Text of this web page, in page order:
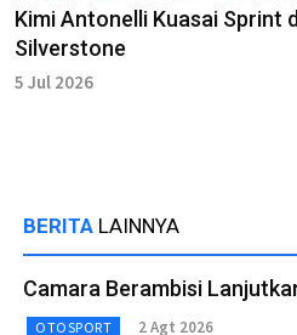
Kimi Antonelli Kuasai Sprint
Silverstone
5 Jul 2026
BERITA LAINNYA
Camara Berambisi
OTOSPORT 2 Agt 2026